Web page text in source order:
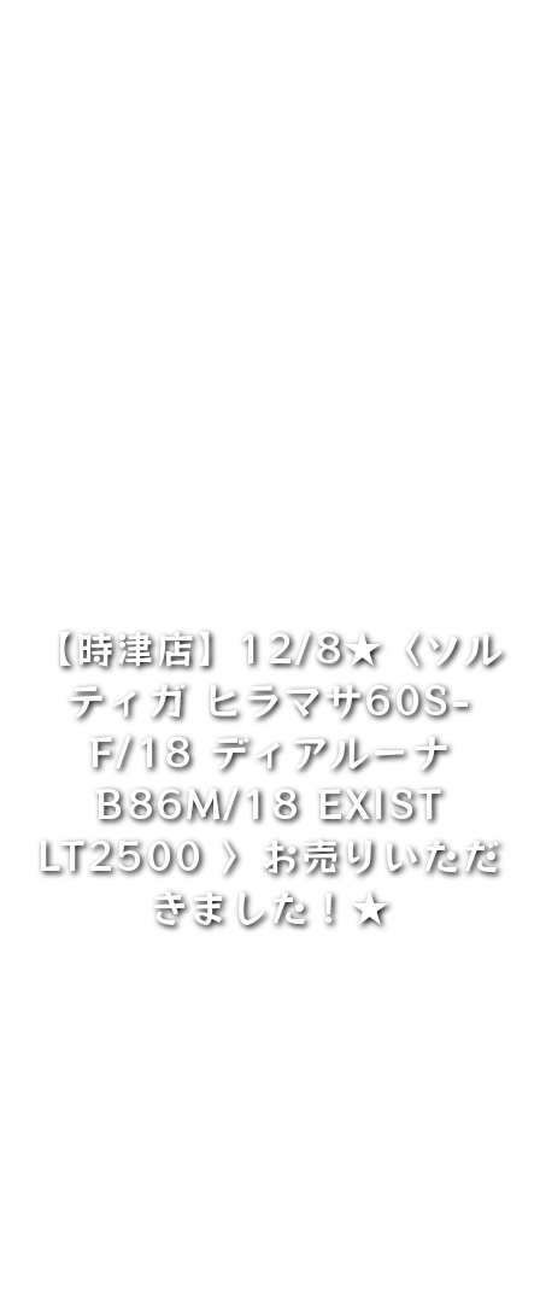
【時津店】12/8★〈ソル
ティガ ヒラマサ60S-
F/18 ディアルーナ
B86M/18 EXIST
LT2500 〉お売りいただ
きました！★